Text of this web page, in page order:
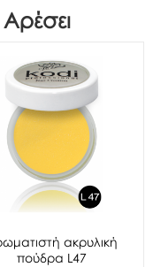
ακρυλική
πούδρα L47